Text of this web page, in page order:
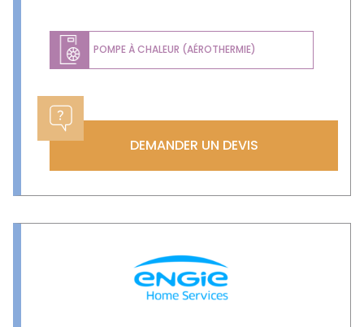
POMPE À CHALEUR (AÉROTHERMIE)
DEMANDER UN DEVIS